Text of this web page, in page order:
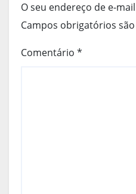
O seu endereço de e-
Campos obrigatórios
Comentário *